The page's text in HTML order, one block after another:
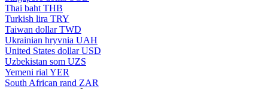
Thai baht THB
Turkish lira TRY
Taiwan dollar TWD
Ukrainian hryvnia UAH
United States dollar USD
Uzbekistan som UZS
Yemeni rial YER
South African rand ZAR